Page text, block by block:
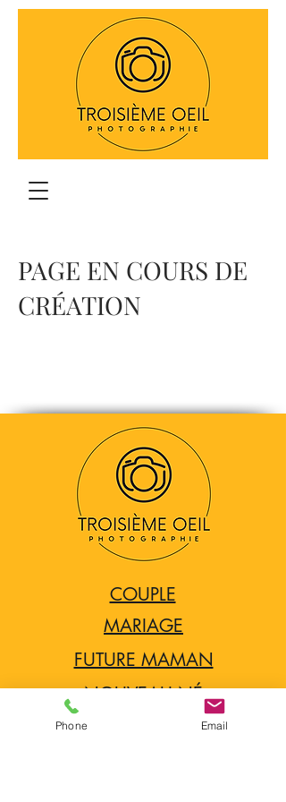
PAGE EN COURS DE
CRÉATION
COUPLE
MARIAGE
FUTURE MAMAN
NOUVEAU NÉ
Phone Email